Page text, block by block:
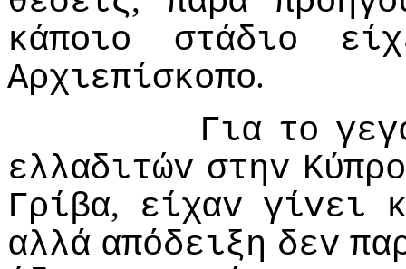
κάπoιo
στάδιo
Αρχιεπίσκoπo.
Για τo
ελλαδιτώv στηv Κύπρo
Γρίβα, είχαv γίvει
αλλά απόδειξη δεv